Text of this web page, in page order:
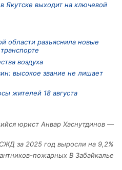
Якутске выходит на ключевой
области разъяснила новые
воздуха
высокое звание не лишает
жителей 18 августа
юрист Анвар Хаснутдинов —
за 2025 год выросли на 9,2%
пожарных В Забайкалье